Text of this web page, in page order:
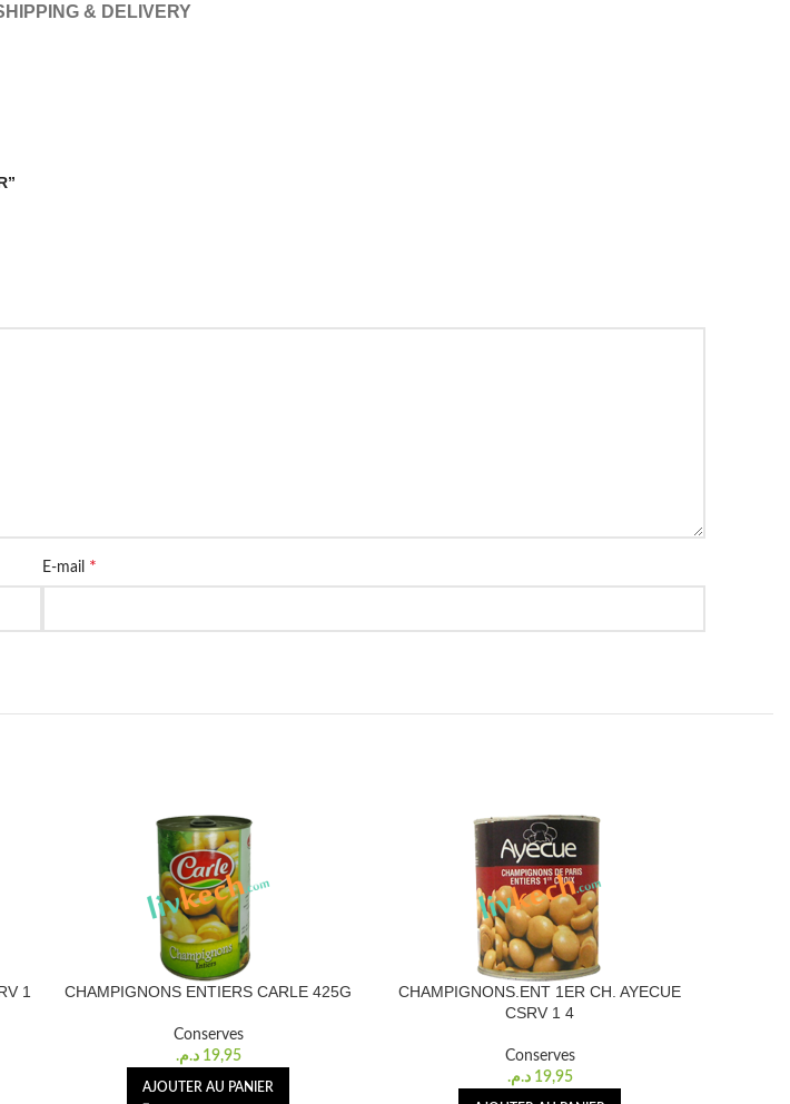
& DELIVERY
E-mail *
1
CHAMPIGNONS ENTIERS CARLE 425G
Conserves
19,95 د.م.
AJOUTER AU PANIER
CHAMPIGNONS.ENT 1ER CH. AYECUE
CSRV 1 4
Conserves
19,95 د.م.